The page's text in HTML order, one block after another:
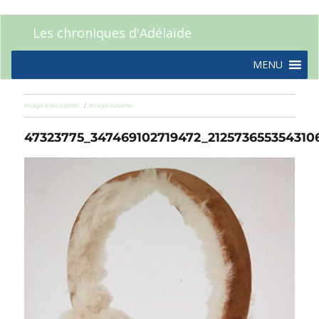
Les chroniques d'Adélaïde
MENU
Image précédente Image suivante